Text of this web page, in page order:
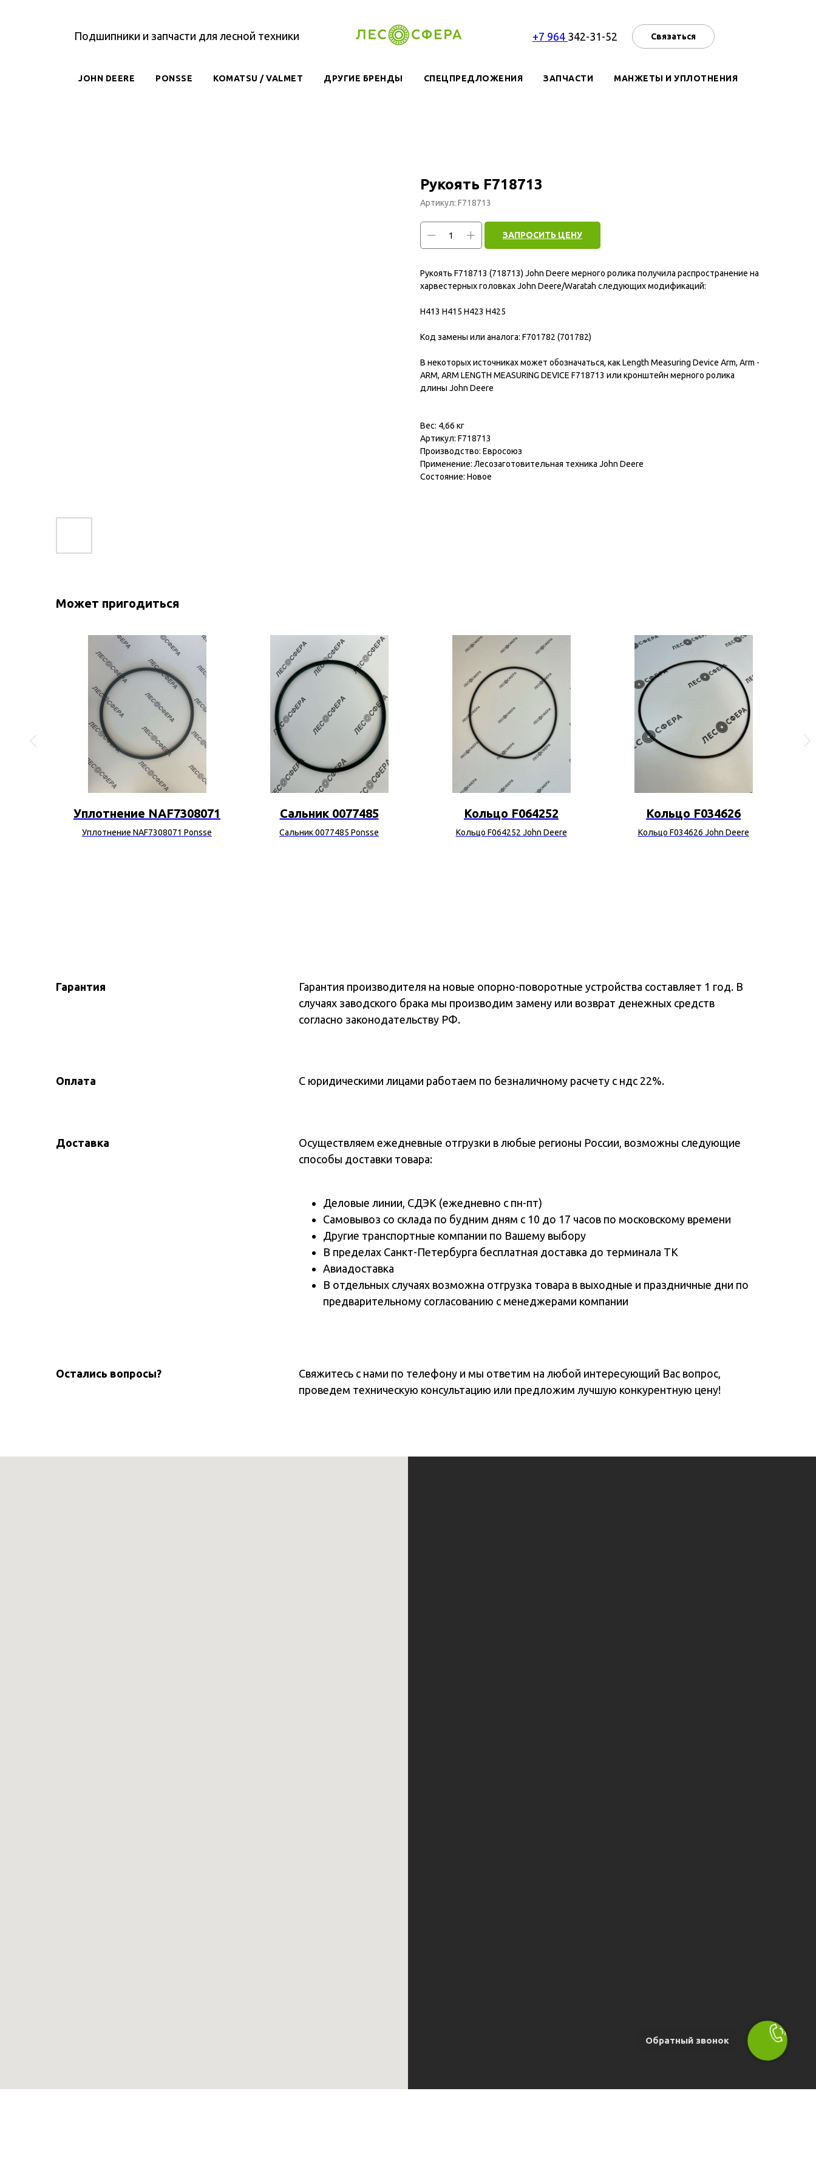
Подшипники и запчасти для лесной техники +7 964 342-31-52 Связаться
JOHN DEERE PONSSE KOMATSU / VALMET ДРУГИЕ БРЕНДЫ СПЕЦПРЕДЛОЖЕНИЯ ЗАПЧАСТИ МАНЖЕТЫ И УПЛОТНЕНИЯ
Обратный звонок
Рукоять F718713
Артикул: F718713
ЗАПРОСИТЬ ЦЕНУ
Рукоять F718713 (718713) John Deere мерного ролика получила распространение на
харвестерных головках John Deere/Waratah следующих модификаций:
H413 H415 H423 H425
Код замены или аналога: F701782 (701782)
В некоторых источниках может обозначаться, как Length Measuring Device Arm, Arm -
ARM, ARM LENGTH MEASURING DEVICE F718713 или кронштейн мерного ролика
длины John Deere
Вес: 4,66 кг
Артикул: F718713
Производство: Евросоюз
Применение: Лесозаготовительная техника John Deere
Состояние: Новое
Может пригодиться
Уплотнение NAF7308071
Уплотнение NAF7308071 Ponsse
Сальник 0077485
Сальник 0077485 Ponsse
Кольцо F064252
Кольцо F064252 John Deere
Кольцо F034626
Кольцо F034626 John Deere
Гарантия
Гарантия производителя на новые опорно-поворотные устройства составляет 1 год. В
случаях заводского брака мы производим замену или возврат денежных средств
согласно законодательству РФ.
Оплата С юридическими лицами работаем по безналичному расчету с ндс 22%.
Доставка
Осуществляем ежедневные отгрузки в любые регионы России, возможны следующие
способы доставки товара:
Деловые линии, СДЭК (ежедневно с пн-пт)
Самовывоз со склада по будним дням с 10 до 17 часов по московскому времени
Другие транспортные компании по Вашему выбору
В пределах Санкт-Петербурга бесплатная доставка до терминала ТК
Авиадоставка
В отдельных случаях возможна отгрузка товара в выходные и праздничные дни по
предварительному согласованию с менеджерами компании
Остались вопросы?
Свяжитесь с нами по телефону и мы ответим на любой интересующий Вас вопрос,
проведем техническую консультацию или предложим лучшую конкурентную цену!